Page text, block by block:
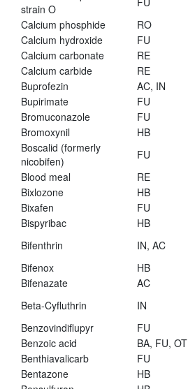
strain O
Calcium phosphide
RO
Calcium hydroxide
FU
Calcium carbonate
RE
Calcium carbide
RE
Buprofezin
AC, IN
Bupirimate
FU
Bromuconazole
FU
Bromoxynil
HB
Boscalid (formerly
nicobifen)
FU
Blood meal
RE
Bixlozone
HB
Bixafen
FU
Bispyribac
HB
Bifenthrin
IN, AC
Bifenox
HB
Bifenazate
AC
Beta-Cyfluthrin
IN
Benzovindiflupyr
FU
Benzoic acid
BA, FU, OT
Benthiavalicarb
FU
Bentazone
HB